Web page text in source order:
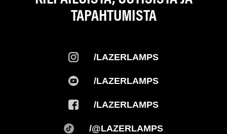
TAPAHTUMISTA
/LAZERLAMPS
/LAZERLAMPS
/LAZERLAMPS
/@LAZERLAMPS